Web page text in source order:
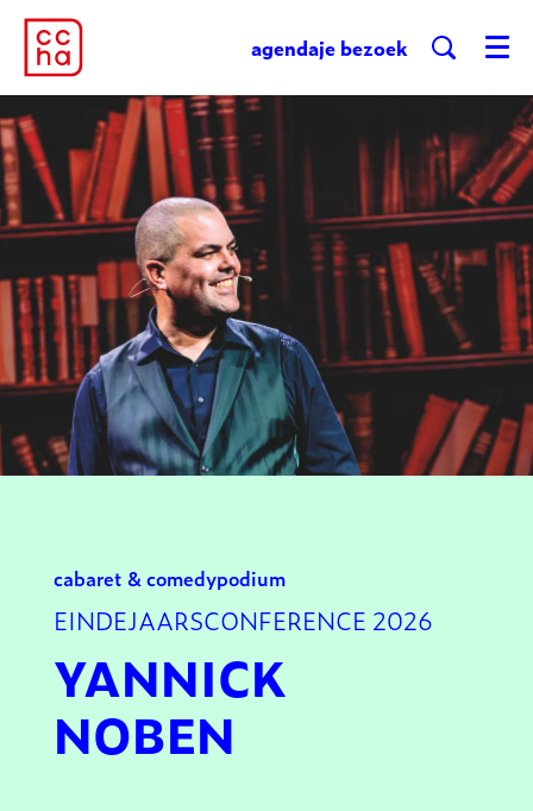
agendaje bezoek Menu
cabaret & comedypodium
EINDEJAARSCONFERENCE 2026
YANNICK
NOBEN